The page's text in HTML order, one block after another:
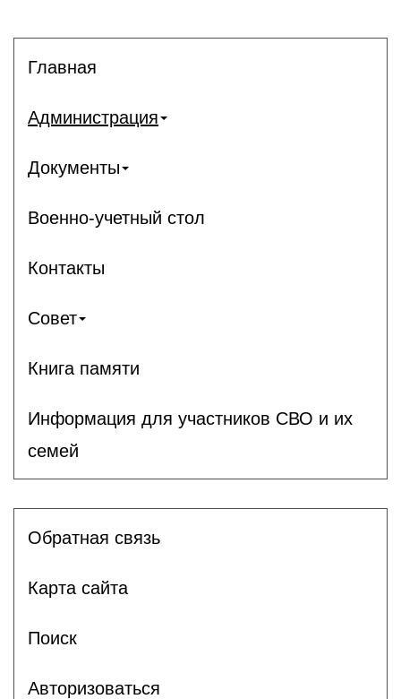
Главная
Администрация
Документы
Военно-учетный стол
Контакты
Совет
Книга памяти
Информация для участников СВО и их
семей
Обратная связь
Карта сайта
Поиск
Авторизоваться